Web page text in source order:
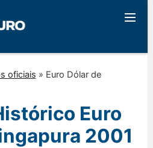
oficiais » Euro Dólar de
Euro
2001